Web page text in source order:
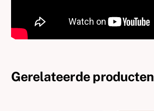
Gerelateerde producten